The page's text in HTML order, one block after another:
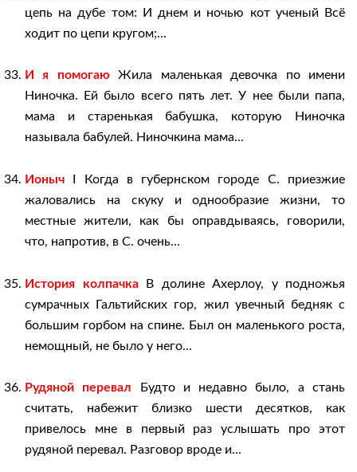
цепь на дубе том: И днем и ночью кот ученый Всё
ходит по цепи кругом;...
И я помогаюЖила маленькая девочка по имени
Ниночка. Ей было всего пять лет. У нее были папа,
мама и старенькая бабушка, которую Ниночка
называла бабулей. Ниночкина мама...
Ионыч I Когда в губернском городе С. приезжие
жаловались на скуку и однообразие жизни, то
местные жители, как бы оправдываясь, говорили,
что, напротив, в С. очень...
История колпачкаВ долине Ахерлоу, у подножья
сумрачных Гальтийских гор, жил увечный бедняк с
большим горбом на спине. Был он маленького роста,
немощный, не было у него...
Рудяной перевал Будто и недавно было, а стань
считать, набежит близко шести десятков, как
привелось мне в первый раз услышать про этот
рудяной перевал. Разговор вроде и...